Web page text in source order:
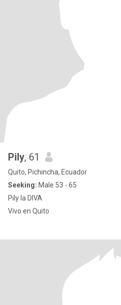
Pily, 61
Quito, Pichincha, Ecuador
Seeking: Male 53 - 65
Pily la DIVA
Vivo en Quito